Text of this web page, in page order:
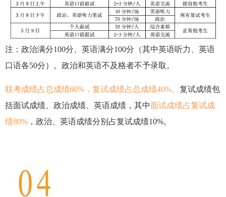
注：政治满分100分、英语满分100分（其中英语听力、英语
口语各50分）。政治和英语不及格者不予录取。
联考成绩占总成绩60%，复试成绩占总成绩40%。 复试成绩包
括面试成绩、政治成绩、英语成绩，其中面试成绩占复试成
绩80% ，政治、英语成绩分别占复试成绩10%。